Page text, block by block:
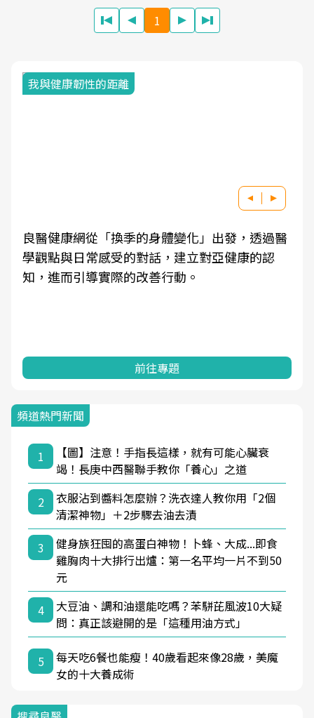
1
我與健康韌性的距離
良醫健康網從「換季的身體變化」出發，透過醫
學觀點與日常感受的對話，建立對亞健康的認
知，進而引導實際的改善行動。
前往專題
頻道熱門新聞
1
【圖】注意！手指長這樣，就有可能心臟衰
竭！長庚中西醫聯手教你「養心」之道
2
衣服沾到醬料怎麼辦？洗衣達人教你用「2個
清潔神物」＋2步驟去油去漬
3
健身族狂囤的高蛋白神物！卜蜂、大成...即食
雞胸肉十大排行出爐：第一名平均一片不到50
元
4
大豆油、調和油還能吃嗎？苯駢芘風波10大疑
問：真正該避開的是「這種用油方式」
5
每天吃6餐也能瘦！40歲看起來像28歲，美魔
女的十大養成術